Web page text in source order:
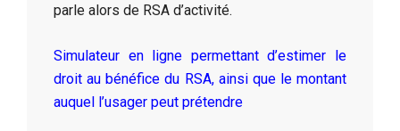
parle alors de RSA d’activité.
Simulateur en ligne permettant d’estimer le
droit au bénéfice du RSA, ainsi que le montant
auquel l’usager peut prétendre